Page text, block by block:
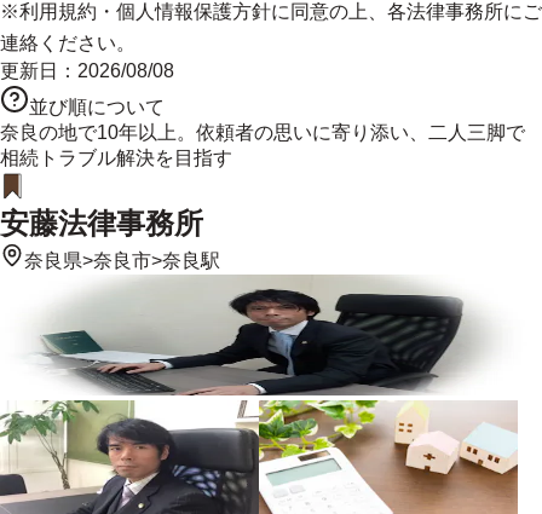
※利用規約 ・ 個人情報保護方針に同意の上、各法律事務所にご
連絡ください。
更新日： 2026/08/08
並び順について
奈良の地で10年以上。依頼者の思いに寄り添い、二人三脚で
相続トラブル解決を目指す
安藤法律事務所
奈良県>奈良市>奈良駅